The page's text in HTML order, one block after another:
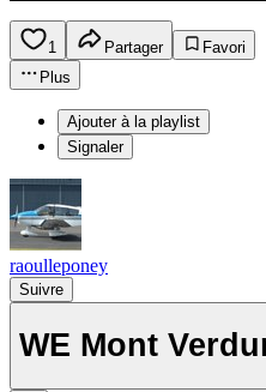
1 Partager
Favori
Plus
Ajouter à la playlist
Signaler
raoulleponey
Suivre
WE Mont